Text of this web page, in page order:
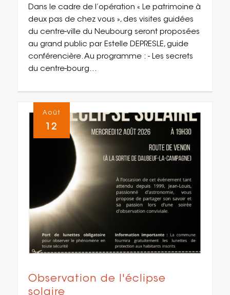
Dans le cadre de l’opération « Le patrimoine à
deux pas de chez vous », des visites guidées
du centre-ville du Neubourg seront proposées
au grand public par Estelle DEPRESLE, guide
conférencière. Au programme : - Les secrets
du centre-bourg…
Août
12
Observation de l'éclipse
solaire